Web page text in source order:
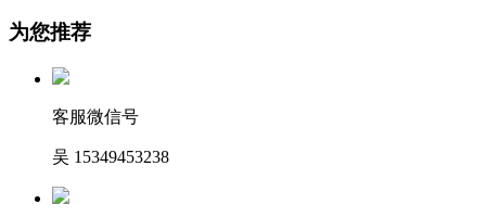
为您推荐
客服微信号
吴 15349453238